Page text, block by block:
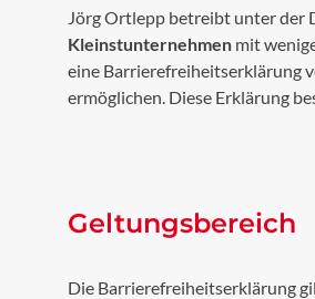
Jörg Ortlepp betreibt unter der
Kleinstunternehmen mit
eine Barrierefreiheitserklärung
ermöglichen. Diese Erklärung
Geltungsbereich
Die Barrierefreiheitserklärung